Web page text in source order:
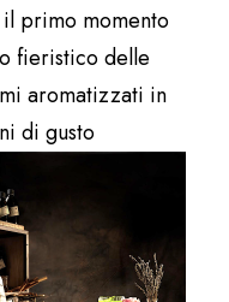
primo momento
fieristico delle
aromatizzati in
di gusto